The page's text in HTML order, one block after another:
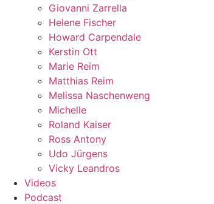
Giovanni Zarrella
Helene Fischer
Howard Carpendale
Kerstin Ott
Marie Reim
Matthias Reim
Melissa Naschenweng
Michelle
Roland Kaiser
Ross Antony
Udo Jürgens
Vicky Leandros
Videos
Podcast